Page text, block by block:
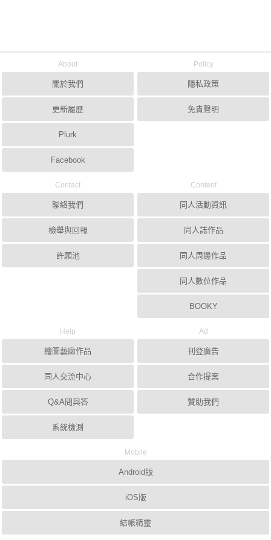
About
關於我們
更新履歷
Plurk
Facebook
Policy
隱私政策
免責聲明
Contact
聯絡我們
檢舉與回報
許願池
Content
同人活動資訊
同人誌作品
同人周邊作品
同人數位作品
BOOKY
Help
繪圖藝廊作品
同人交流中心
Q&A問與答
系統檢測
Ad
刊登廣告
合作提案
贊助我們
Mobile
Android版
iOS版
結帳精靈